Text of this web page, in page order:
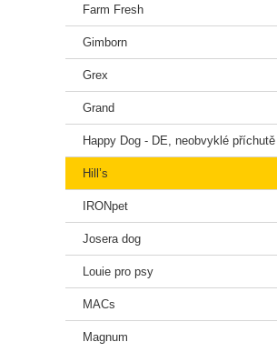
Farm Fresh
Gimborn
Grex
Grand
Happy Dog - DE, neobvyklé příchutě
Hill’s
IRONpet
Josera dog
Louie pro psy
MACs
Magnum